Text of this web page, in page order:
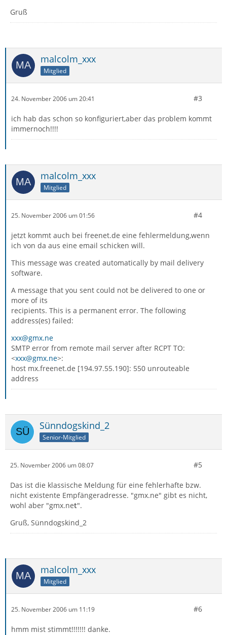
Gruß
malcolm_xxx
Mitglied
24. November 2006 um 20:41 #3
ich hab das schon so konfiguriert,aber das problem kommt
immernoch!!!!
malcolm_xxx
Mitglied
25. November 2006 um 01:56 #4
jetzt kommt auch bei freenet.de eine fehlermeldung,wenn
ich von da aus eine email schicken will.
This message was created automatically by mail delivery
software.
A message that you sent could not be delivered to one or
more of its
recipients. This is a permanent error. The following
address(es) failed:
xxx@gmx.ne
SMTP error from remote mail server after RCPT TO:
<xxx@gmx.ne>:
host mx.freenet.de [194.97.55.190]: 550 unrouteable
address
Sünndogskind_2
Senior-Mitglied
25. November 2006 um 08:07 #5
Das ist die klassische Meldung für eine fehlerhafte bzw.
nicht existente Empfängeradresse. "gmx.ne" gibt es nicht,
wohl aber "gmx.net".
Gruß, Sünndogskind_2
malcolm_xxx
Mitglied
25. November 2006 um 11:19 #6
hmm mist stimmt!!!!!!! danke.